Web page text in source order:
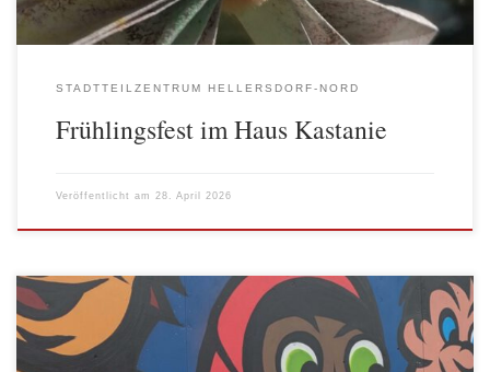
STADTTEILZENTRUM HELLERSDORF-NORD
Frühlingsfest im Haus Kastanie
Veröffentlicht am 28. April 2026
Wir haben einen neuen Raum, die „VIP-Lounge“ (VIP-Lounge 1)